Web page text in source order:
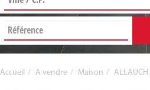
Accueil A vendre Maison ALLAUCH